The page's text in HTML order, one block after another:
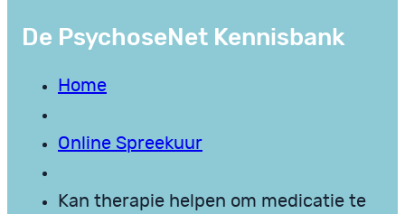
De PsychoseNet Kennisbank
Home
Online Spreekuur
Kan therapie helpen om medicatie te